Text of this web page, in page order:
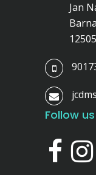
Jan
Follow us